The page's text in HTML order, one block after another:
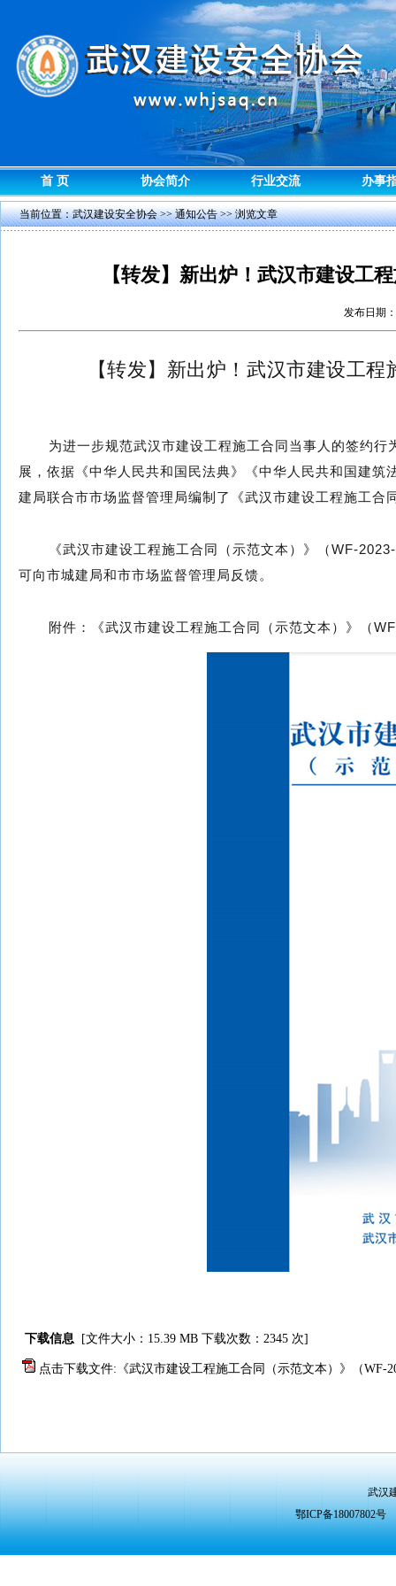
首 页 协会简介 行业交流 办事
当前位置：武汉建设安全协会>>通知公告>> 浏览文章
【转发】新出炉！武汉市建设工
发布日期
【转发】新出炉！武汉市建设工
为进一步规范武汉市建设工程施工合同当事人的签约
展，依据《中华人民共和国民法典》《中华人民共和国建
建局联合市市场监督管理局编制了《武汉市建设工程施工
《武汉市建设工程施工合同（示范文本）》（WF-
可向市城建局和市市场监督管理局反馈。
附件：《武汉市建设工程施工合同（示范文本）》（
下载信息 [文件大小：15.39 MB 下载次数： 2345 次]
点击下载文件:《武汉市建设工程施工合同（示范文本）》（WF-
武汉
鄂ICP备18007802